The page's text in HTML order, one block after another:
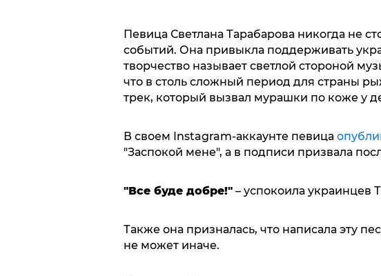
Певица Светлана Тарабарова никогда не
событий. Она привыкла поддерживать
творчество называет светлой стороной
что в столь сложный период для страны
трек, который вызвал мурашки по коже у
В своем Instagram-аккаунте певица
"Заспокой мене", а в подписи призвала
"Все буде добре!"– успокоила украинцев
Также она призналась, что написала эту
не может иначе.